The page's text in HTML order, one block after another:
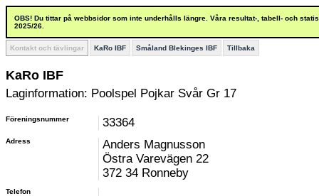
OBS! Du tittar på webbsidor som inte underhålls längre. Våra resultat-, tabell- och
2025/26.
Kontakt och tävlingar KaRo IBF Småland Blekinges IBF Tillbaka
KaRo IBF
Laginformation: Poolspel Pojkar Svår Gr 17
Föreningsnummer 33364
Adress
Anders Magnusson
Östra Varevägen 22
372 34 Ronneby
Telefon